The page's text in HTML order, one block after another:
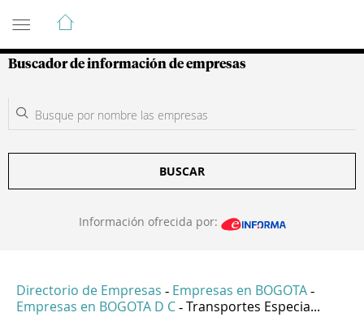
Guía de Empresas Colombianas
Buscador de información de empresas
BUSCAR
Información ofrecida por:
Directorio de Empresas - Empresas en BOGOTA -
Empresas en BOGOTA D C - Transportes Especia...